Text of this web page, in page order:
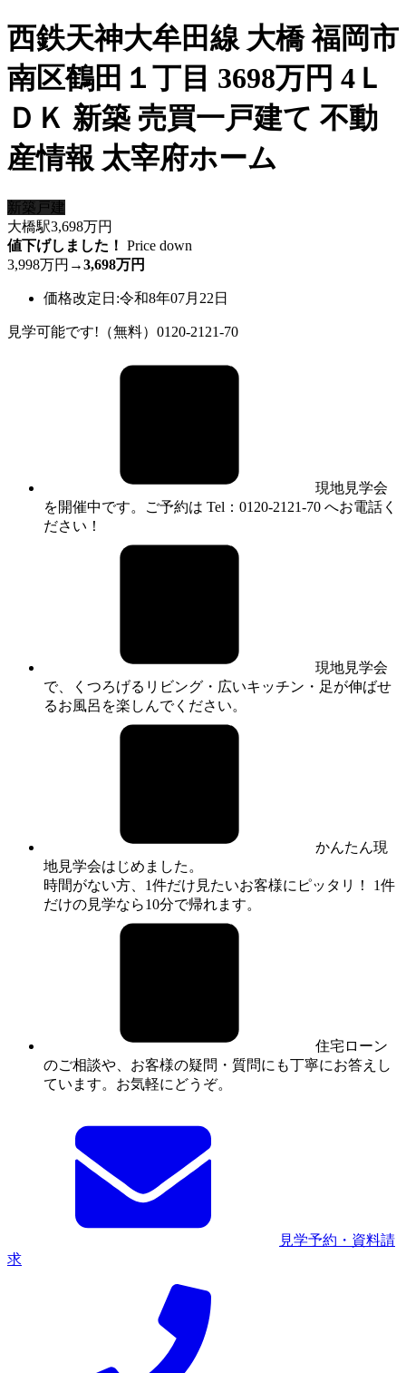
西鉄天神大牟田線 大橋 福岡市
南区鶴田１丁目 3698万円 4Ｌ
ＤＫ 新築 売買一戸建て 不動
産情報 太宰府ホーム
新築戸建
大橋駅3,698万円
値下げしました！ Price down
3,998万円 →3,698万円
価格改定日:令和8年07月22日
見学可能です!（無料）0120-2121-70
現地見学会
を開催中です。ご予約は Tel：0120-2121-70 へお電話く
ださい！
現地見学会
で、くつろげるリビング・広いキッチン・足が伸ばせ
るお風呂を楽しんでください。
かんたん現
地見学会はじめました。
時間がない方、1件だけ見たいお客様にピッタリ！ 1件
だけの見学なら10分で帰れます。
住宅ローン
のご相談や、お客様の疑問・質問にも丁寧にお答えし
ています。お気軽にどうぞ。
見学予約・資料請
求